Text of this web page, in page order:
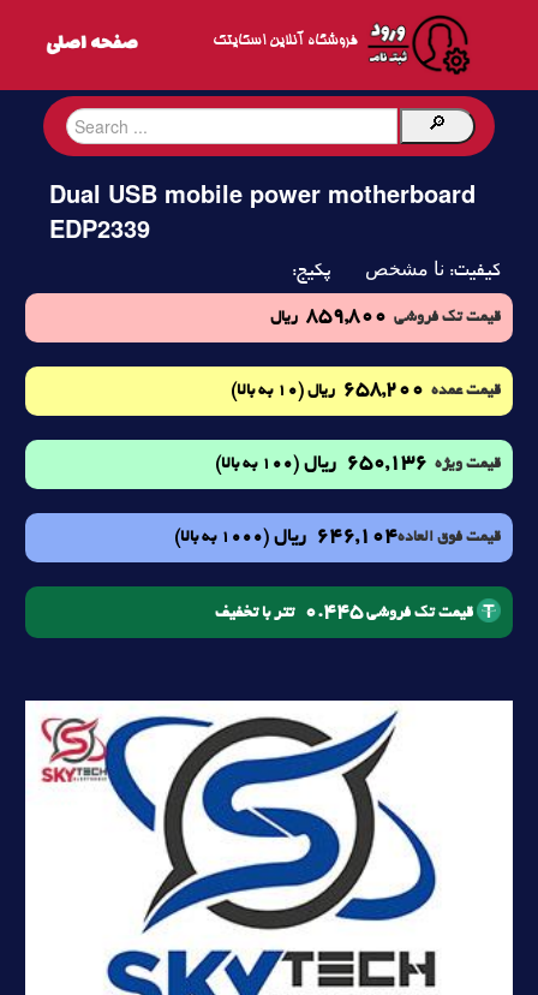
فروشگاه آنلاین اسکایتک
Dual USB mobile power motherboard
EDP2339
کیفیت: نا مشخص پکیج:
قیمت تک فروشی 859,800 ریال
قیمت عمده 658,200 ریال (10 به بالا)
قیمت ویژه 650,136 ریال (100 به بالا)
قیمت فوق العاده646,104 ریال (1000 به بالا)
قیمت تک فروشی0.445 تتر با تخفیف